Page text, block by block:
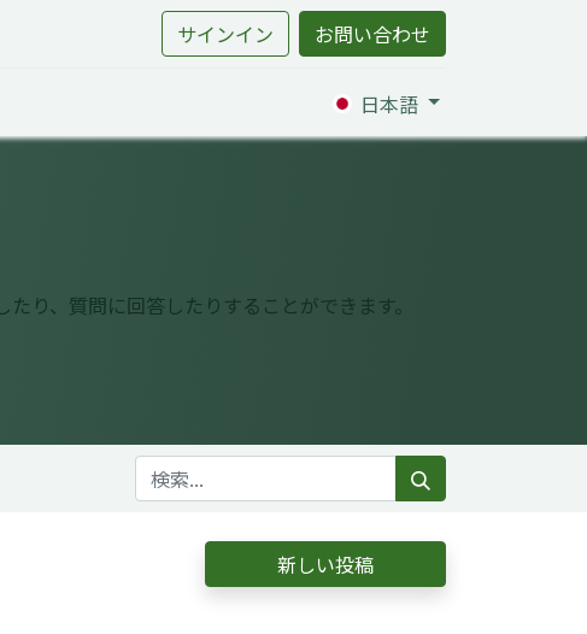
サインイン お問い合わせ
日本語
り、質問に回答したりすることができます。
新しい投稿